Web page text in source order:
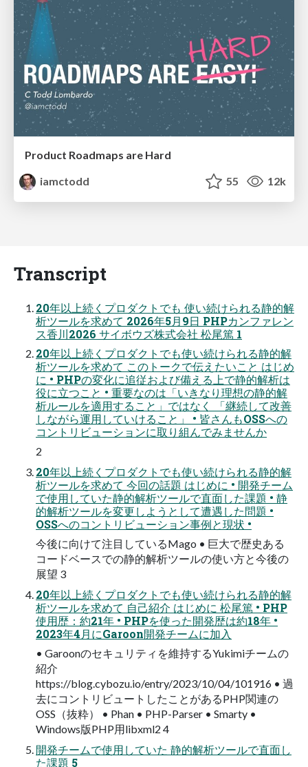
Product Roadmaps are Hard
iamctodd
55 12k
Transcript
20年以上続くプロダクトでも 使い続けられる静的解
析ツールを求めて 2026年5月9日 PHPカンファレン
ス香川2026 サイボウズ株式会社 松尾篤 1
20年以上続くプロダクトでも使い続けられる静的解
析ツールを求めて このトークで伝えたいこと はじめ
に • PHPの変化に追従および備える上で静的解析は
役に立つこと • 重要なのは「いきなり理想の静的解
析ルールを適用すること」ではなく 「継続して改善
しながら運用していけること」 • 皆さんもOSSへの
コントリビューションに取り組んでみませんか
2
20年以上続くプロダクトでも使い続けられる静的解
析ツールを求めて 今回の話題 はじめに • 開発チーム
で使用していた静的解析ツールで直面した課題 • 静
的解析ツールを変更しようとして遭遇した問題 •
OSSへのコントリビューション事例と現状 •
今後に向けて注目しているMago • 巨大で歴史ある
コードベースでの静的解析ツールの使い方と今後の
展望 3
20年以上続くプロダクトでも使い続けられる静的解
析ツールを求めて 自己紹介 はじめに 松尾篤 • PHP
使用歴：約21年 • PHPを使った開発歴は約18年 •
2023年4月にGaroon開発チームに加入
• Garoonのセキュリティを維持するYukimiチームの
紹介
https://blog.cybozu.io/entry/2023/10/04/101916 • 過
去にコントリビュートしたことがあるPHP関連の
OSS（抜粋） • Phan • PHP-Parser • Smarty •
Windows版PHP用libxml2 4
開発チームで使用していた 静的解析ツールで直面し
た課題 5